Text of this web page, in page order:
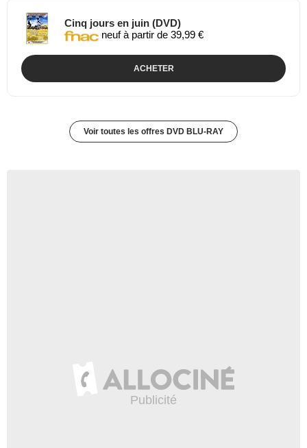
Cinq jours en juin (DVD)
neuf à partir de 39,99 €
ACHETER
Voir toutes les offres DVD BLU-RAY